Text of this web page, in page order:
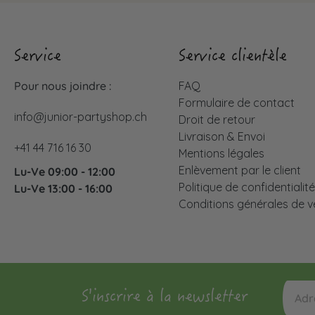
Service
Pour nous joindre :
info@junior-partyshop.ch
+41 44 716 16 30
Lu-Ve 09:00 - 12:00
Lu-Ve 13:00 - 16:00
Service clientèle
FAQ
Formulaire de contact
Droit de retour
Livraison & Envoi
Mentions légales
Enlèvement par le client
Politique de confidentialité
Conditions générales de
S'inscrire à la newsletter